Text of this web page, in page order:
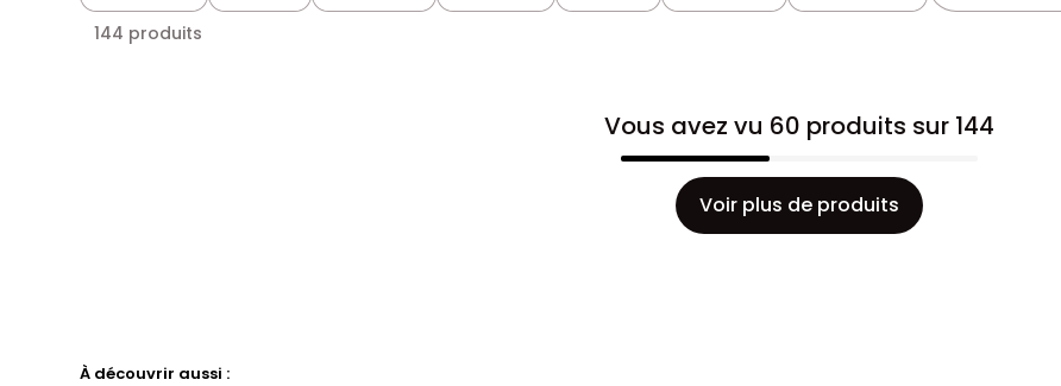
144 produits
Vous avez vu 60 produits sur 144
Voir plus de produits
À découvrir aussi :